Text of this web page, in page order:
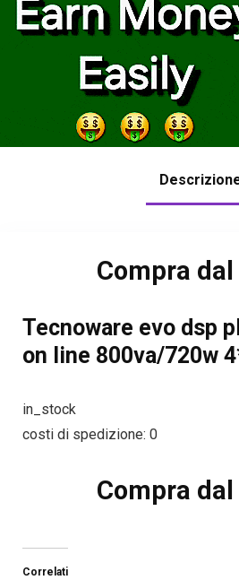
Compra
Tecnoware evo dsp
on line 800va/720w
in_stock
costi di spedizione: 0
Compra
Correlati